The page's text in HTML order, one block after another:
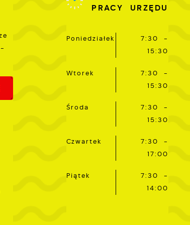
PRACY URZĘDU
Poniedziałek
7:30 -
15:30
Wtorek
7:30 -
15:30
Środa
7:30 -
15:30
Czwartek
7:30 -
17:00
Piątek
7:30 -
14:00